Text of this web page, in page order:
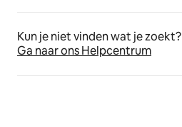
Kun je niet vinden wat je zoekt?
Ga naar ons Helpcentrum